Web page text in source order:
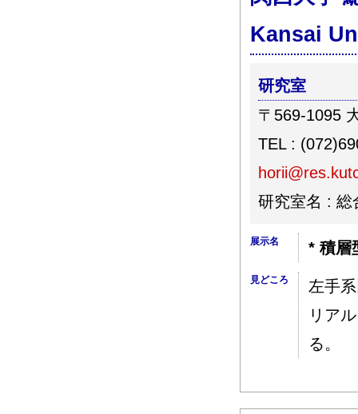
Kansai
研究室
〒569-1095
TEL :
研究室名 : 総
展示名 * 積層
見どころ
左手
リア
る。